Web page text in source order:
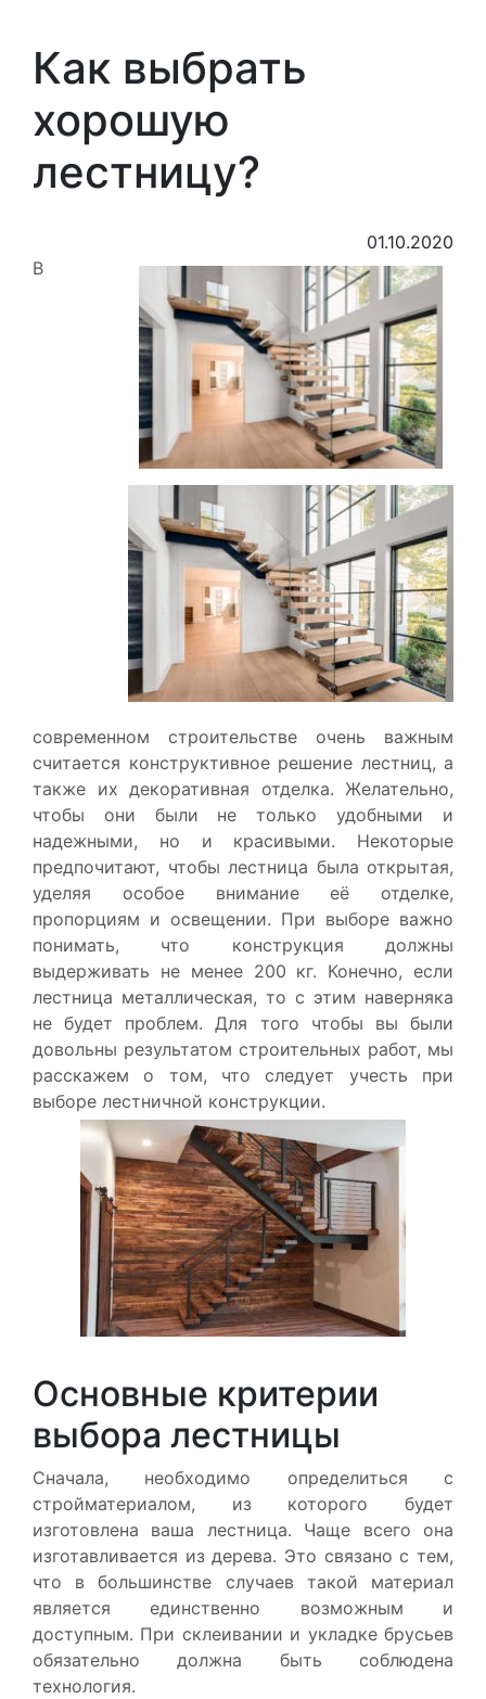
Как выбрать
хорошую
лестницу?
01.10.2020
В
современном строительстве очень важным
считается конструктивное решение лестниц, а
также их декоративная отделка. Желательно,
чтобы они были не только удобными и
надежными, но и красивыми. Некоторые
предпочитают, чтобы лестница была открытая,
уделяя особое внимание её отделке,
пропорциям и освещении. При выборе важно
понимать, что конструкция должны
выдерживать не менее 200 кг. Конечно, если
лестница металлическая, то с этим наверняка
не будет проблем. Для того чтобы вы были
довольны результатом строительных работ, мы
расскажем о том, что следует учесть при
выборе лестничной конструкции.
Основные критерии
выбора лестницы
Сначала, необходимо определиться с
стройматериалом, из которого будет
изготовлена ваша лестница. Чаще всего она
изготавливается из дерева. Это связано с тем,
что в большинстве случаев такой материал
является единственно возможным и
доступным. При склеивании и укладке брусьев
обязательно должна быть соблюдена
технология.